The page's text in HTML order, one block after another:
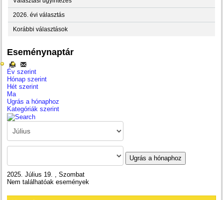
2026. évi választás
Korábbi választások
Eseménynaptár
Év szerint
Hónap szerint
Hét szerint
Ma
Ugrás a hónaphoz
Kategóriák szerint
Ugrás a hónaphoz
2025. Július 19. , Szombat
Nem találhatóak események